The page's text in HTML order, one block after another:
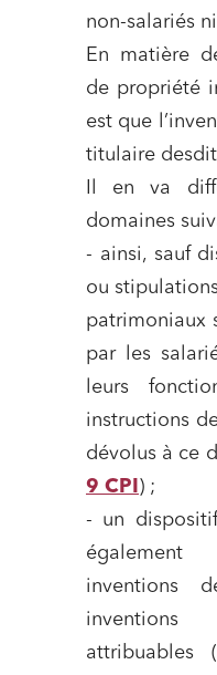
non-salariés
En matière
de propriété
est que
titulaire
Il en va
domaines
- ainsi, sauf
ou
patrimoniaux
par les
leurs
instructions
dévolus à ce
9 CPI ) ;
- un
inventions
attribuables (